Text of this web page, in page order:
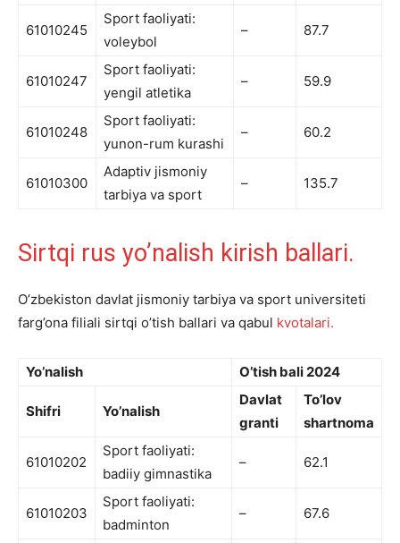
61010245
Sport faoliyati:
voleybol
– 87.7
61010247
Sport faoliyati:
yengil atletika
– 59.9
61010248
Sport faoliyati:
yunon-rum kurashi
– 60.2
61010300
Adaptiv jismoniy
tarbiya va sport
– 135.7
Sirtqi rus yo’nalish kirish ballari.
O’zbekiston davlat jismoniy tarbiya va sport universiteti
farg’ona filiali sirtqi o’tish ballari va qabul kvotalari.
Yo’nalish O’tish bali 2024
Shifri Yo’nalish
Davlat
granti
To’lov
shartnoma
61010202
Sport faoliyati:
badiiy gimnastika
– 62.1
61010203
Sport faoliyati:
badminton
– 67.6